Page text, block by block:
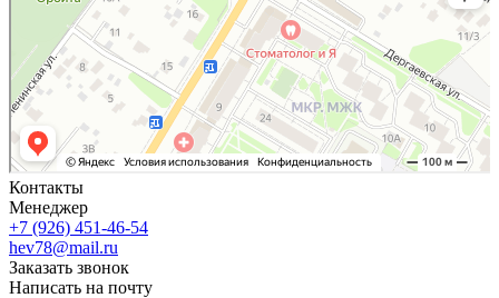
Контакты
Менеджер
+7 (926) 451-46-54
hev78@mail.ru
Заказать звонок
Написать на почту